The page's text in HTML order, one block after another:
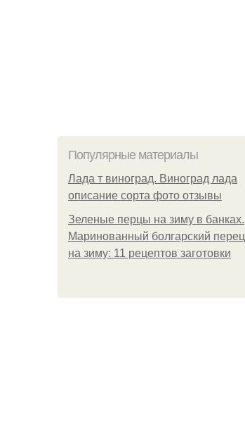
Популярные материалы
Лада т виноград. Виноград лада
описание сорта фото отзывы
Зеленые перцы на зиму в банках.
Маринованный болгарский перец
на зиму: 11 рецептов заготовки